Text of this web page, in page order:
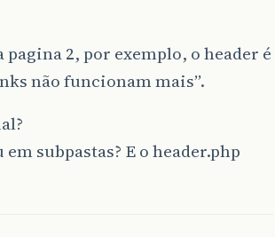
-->
script
2, por exemplo, o header é
não funcionam mais”.
subpastas? E o header.php